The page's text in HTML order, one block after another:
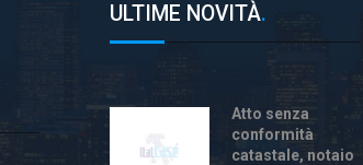
ULTIME NOVITÀ.
Atto senza
conformità
catastale, notaio